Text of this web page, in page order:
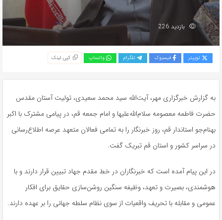
بازدید 226
توییتر فیسبوک تلگرام واتساپ کپی لینک
به گزارش خبرگزاری مهر، آیت‌الله سید محمد سعیدی، تولیت آستان مقدس
حضرت فاطمه معصومه سلام‌الله‌علیها و امام جمعه قم، در پیامی مشترک با اکبر
بهنام‌جو استاندار قم، روز خبرنگار را به تمامی فعالان متعهد عرصه اطلاع‌رسانی
در سراسر کشور و استان قم تبریک گفت.
در این پیام آمده است که خبرنگاران در خط مقدم جهاد تبیین قرار دارند و با
هوشمندی، بصیرت و تعهد، وظیفه سنگین روشن‌سازی حقایق برای افکار
عمومی و مقابله با تحریف واقعیات از سوی نظام سلطه جهانی را بر عهده دارند.